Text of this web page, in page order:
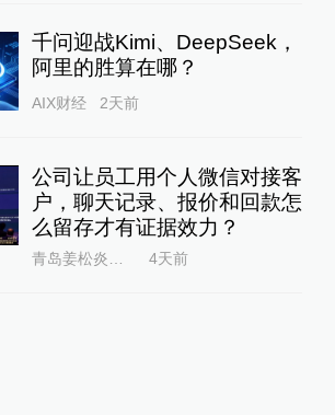
千问迎战Kimi、DeepSeek，
阿里的胜算在哪？
AIX财经 2天前
公司让员工用个人微信对接客
户，聊天记录、报价和回款怎
么留存才有证据效力？
4天前